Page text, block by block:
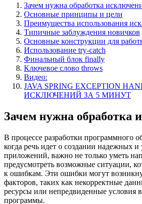
Зачем нужна обработка
Основные принципы и цели
Преимущества использования
Типичные заблуждения новичков
Основные конструкции для
Использование try-catch
Финальный блок finally
Ключевое слово throws
Видео:
JAVA SPRING EXCEPTION
ИСКЛЮЧЕНИЙ ЗА 5 МИНУТ
Зачем нужна обработка
В процессе разработки программного
когда речь идет о создании надежных
приложений, важно не только уметь
предусмотреть возможные ситуации,
к ошибкам. Эти ошибки могут
факторов, таких как некорректные
ресурсы или непредвиденные условия
программы.